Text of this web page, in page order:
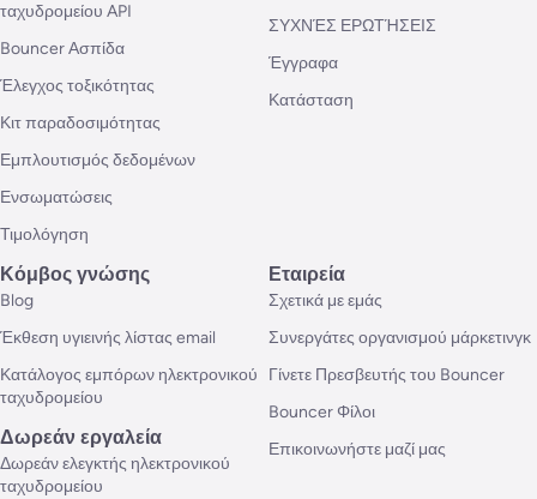
ταχυδρομείου API
Bouncer Ασπίδα
Έλεγχος τοξικότητας
Κιτ παραδοσιμότητας
Εμπλουτισμός δεδομένων
Ενσωματώσεις
Τιμολόγηση
ΣΥΧΝΈΣ ΕΡΩΤΉΣΕΙΣ
Έγγραφα
Κατάσταση
Κόμβος γνώσης
Blog
Έκθεση υγιεινής λίστας email
Κατάλογος εμπόρων ηλεκτρονικού
ταχυδρομείου
Δωρεάν εργαλεία
Δωρεάν ελεγκτής ηλεκτρονικού
ταχυδρομείου
Εταιρεία
Σχετικά με εμάς
Συνεργάτες οργανισμού μάρκετινγκ
Γίνετε Πρεσβευτής του Bouncer
Bouncer Φίλοι
Επικοινωνήστε μαζί μας